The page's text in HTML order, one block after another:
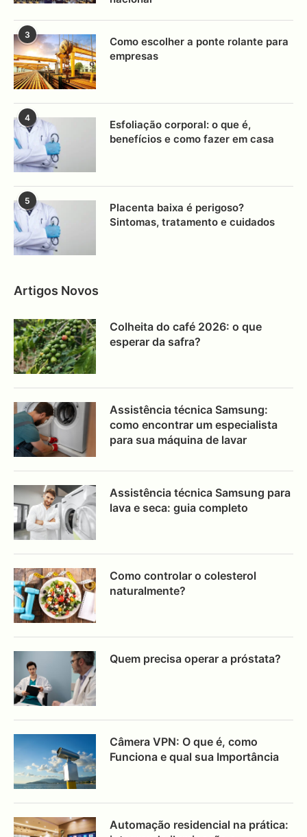
3
Como escolher a ponte rolante para
empresas
4
Esfoliação corporal: o que é,
benefícios e como fazer em casa
5
Placenta baixa é perigoso?
Sintomas, tratamento e cuidados
Artigos Novos
Colheita do café 2026: o que
esperar da safra?
Assistência técnica Samsung:
como encontrar um especialista
para sua máquina de lavar
Assistência técnica Samsung para
lava e seca: guia completo
Como controlar o colesterol
naturalmente?
Quem precisa operar a próstata?
Câmera VPN: O que é, como
Funciona e qual sua Importância
Automação residencial na prática: